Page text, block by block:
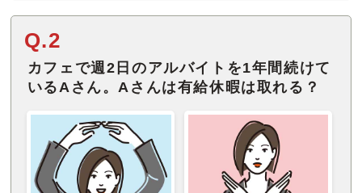
Q.2
カフェで週2日のアルバイトを1年間続けて
いるAさん。Aさんは有給休暇は取れる？